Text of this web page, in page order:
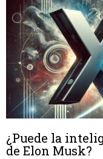
¿Puede la
de Elon Musk?